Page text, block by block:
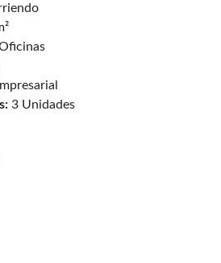
3 Unidades